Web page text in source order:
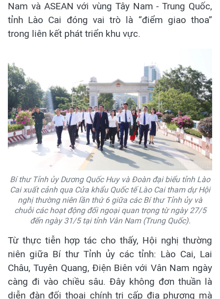
Nam và ASEAN với vùng Tây Nam - Trung Quốc,
tỉnh Lào Cai đóng vai trò là “điểm giao thoa”
trong liên kết phát triển khu vực.
Bí thư Tỉnh ủy Dương Quốc Huy và Đoàn đại biểu tỉnh Lào
Cai xuất cảnh qua Cửa khẩu Quốc tế Lào Cai tham dự Hội
nghị thường niên lần thứ 6 giữa các Bí thư Tỉnh ủy và
chuỗi các hoạt động đối ngoại quan trọng từ ngày 27/5
đến ngày 31/5 tại tỉnh Vân Nam (Trung Quốc).
Từ thực tiễn hợp tác cho thấy, Hội nghị thường
niên giữa Bí thư Tỉnh ủy các tỉnh: Lào Cai, Lai
Châu, Tuyên Quang, Điện Biên với Vân Nam ngày
càng đi vào chiều sâu. Đây không đơn thuần là
diễn đàn đối thoại chính trị cấp địa phương mà